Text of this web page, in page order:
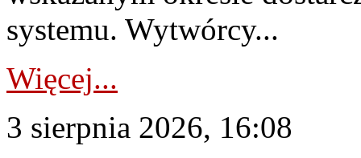
systemu. Wytwórcy...
Więcej...
3 sierpnia 2026, 16:08